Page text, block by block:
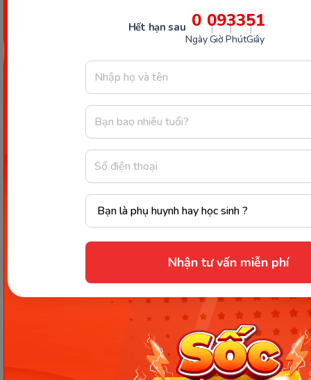
Hết hạn sau 0
Ngày
09
Giờ
33
Phút
49
Giây
Nhận tư vấn miễn phí
Từ 0 - 3 tháng tuổi bé chưa thể nhìn xa được và
cũng chỉ có thể nhận biết 2 màu trắng và đen. Vì
vậy, cha mẹ nên rèn luyện cho bé nhìn tranh caro
đen trắng mỗi ngày chỉ 3 phút để tăng khả năng
Khi cho bé ti (kể cả bình hay ti mẹ), bạn hãy cố tình
trên, cằm, má trái, má phải... Điều này giúp bé học
được cách cảm nhận không gian, vị trí trên - dưới -
phải - trái.
Giai đoạn này mẹ có thể dùng 1 miếng khăn xô